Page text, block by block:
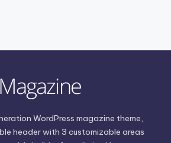
WordPress magazine theme,
header with 3 customizable areas